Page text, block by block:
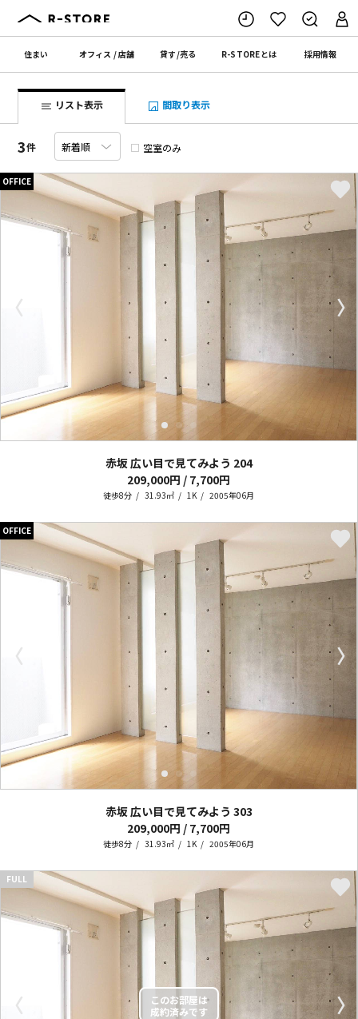
住まい オフィス /店舗 貸す/売る R-STOREとは 採用情報
リスト表示 間取り表示
3件 空室のみ
〈 〉
OFFICE
赤坂 広い目で見てみよう 204
209,000円 / 7,700円
徒歩8分 31.93㎡ 1K 2005年06月
〈 〉
OFFICE
赤坂 広い目で見てみよう 303
209,000円 / 7,700円
徒歩8分 31.93㎡ 1K 2005年06月
〈 〉
FULL